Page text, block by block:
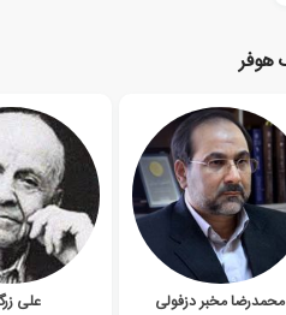
هوفر
محمدرضا مخبر دزفولی علی